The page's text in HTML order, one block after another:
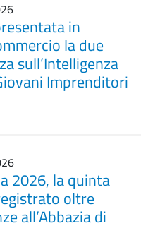
in
la due
sull’Intelligenza
Imprenditori
2026, la quinta
oltre
all’Abbazia di